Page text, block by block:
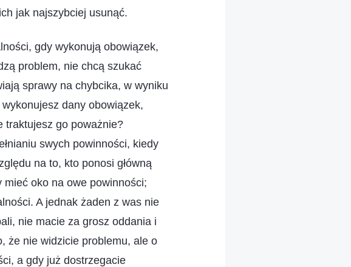
jak najszybciej usunąć.
gdy wykonują obowiązek,
problem, nie chcą szukać
sprawy na chybcika, w wyniku
dany obowiązek,
traktujesz go poważnie?
swych powinności, kiedy
na to, kto ponosi główną
oko na owe powinności;
A jednak żaden z was nie
nie macie za grosz oddania i
że nie widzicie problemu, ale o
a gdy już dostrzegacie